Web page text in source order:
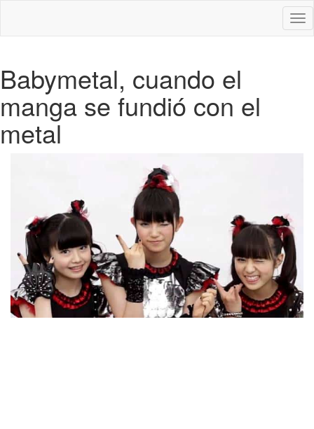
Babymetal, cuando el
manga se fundió con el
metal